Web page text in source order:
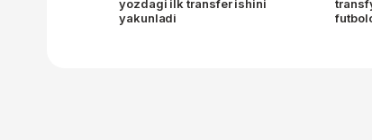
yozdagi ilk transfer ishini
yakunladi